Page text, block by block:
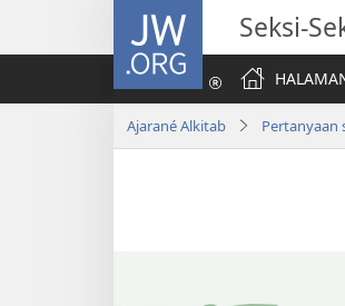
JW.ORG Seksi-
Ajarané Alkitab Pertanyaan